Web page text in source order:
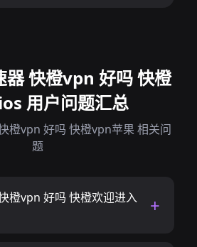
器 快橙vpn 好吗 快橙
用户问题汇总
橙vpn 好吗 快橙vpn苹果 相关问
题
橙vpn 好吗 快橙欢迎进入